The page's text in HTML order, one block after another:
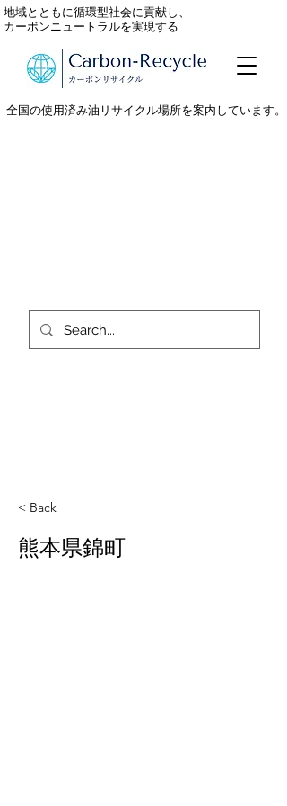
全国の使用済み油リサイクル場所を案内しています。
地域とともに循環型社会に貢献し、
カーボンニュートラルを実現する
< Back
熊本県錦町